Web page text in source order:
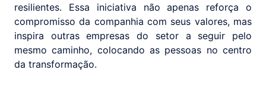
resilientes. Essa iniciativa não apenas reforça o
compromisso da companhia com seus valores, mas
inspira outras empresas do setor a seguir pelo
mesmo caminho, colocando as pessoas no centro
da transformação.